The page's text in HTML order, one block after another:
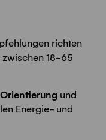
richten
zwischen 18-65
Orientierung und
Energie- und